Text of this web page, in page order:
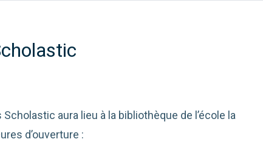
aura lieu à la bibliothèque de l’école la
d’ouverture :